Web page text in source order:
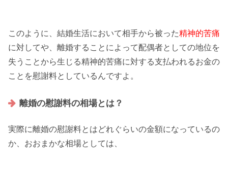
このように、結婚生活において相手から被った精神的苦痛
に対してや、離婚することによって配偶者としての地位を
失うことから生じる精神的苦痛に対する支払われるお金の
ことを慰謝料としているんですよ。
離婚の慰謝料の相場とは？
実際に離婚の慰謝料とはどれぐらいの金額になっているの
か、おおまかな相場としては、